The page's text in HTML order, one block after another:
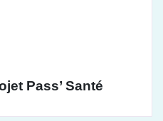
Pass’ Santé